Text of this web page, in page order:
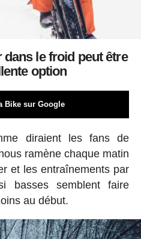
le froid peut être
option
Bike sur Google
diraient les fans de
ramène chaque matin
et les entraînements par
basses semblent faire
au début.